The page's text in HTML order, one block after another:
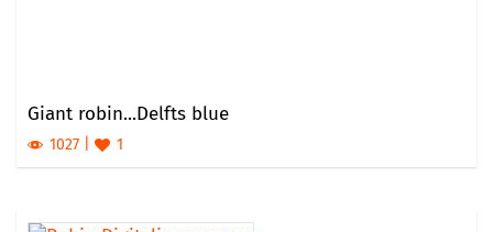
Giant robin...Delfts blue
1027 1